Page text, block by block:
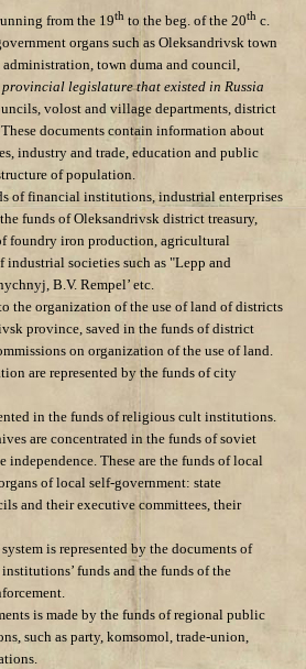
from the 19th to the beg. of the 20th c.
organs such as Oleksandrivsk town
town duma and council,
provincial legislature that existed in Russia
volost and village departments, district
documents contain information about
industry and trade, education and public
of population.
of financial institutions, industrial enterprises
funds of Oleksandrivsk district treasury,
foundry iron production, agricultural
industrial societies such as "Lepp and
B.V. Rempel’ etc.
the organization of the use of land of districts
province, saved in the funds of district
on organization of the use of land.
are represented by the funds of city
in the funds of religious cult institutions.
are concentrated in the funds of soviet
independence. These are the funds of local
of local self-government: state
and their executive committees, their
is represented by the documents of
funds and the funds of the
is made by the funds of regional public
such as party, komsomol, trade-union,